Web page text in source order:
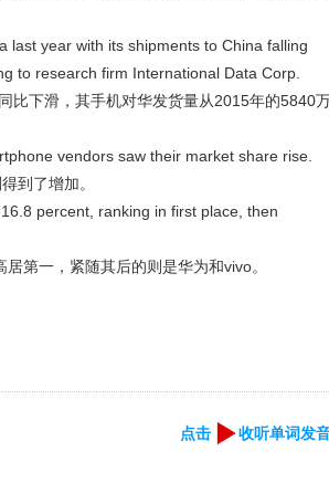
year with its shipments to China falling
to research firm International Data Corp.
下滑，其手机对华发货量从2015年的5840
vendors saw their market share rise.
到了增加。
percent, ranking in first place, then
第一，紧随其后的则是华为和vivo。
点击 收听单词发